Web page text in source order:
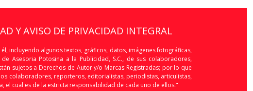
Y AVISO DE PRIVACIDAD INTEGRAL
incluyendo algunos textos, gráficos, datos, imágenes fotográficas,
Asesoria Potosina a la Publicidad, S.C., de sus colaboradores,
sujetos a Derechos de Autor y/o Marcas Registradas; por lo que
colaboradores, reporteros, editorialistas, periodistas, articulistas,
el cual es de la estricta responsabilidad de cada uno de ellos."